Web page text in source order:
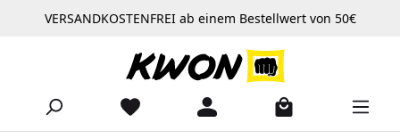
Zum Hauptinhalt springen
VERSANDKOSTENFREI ab einem Bestellwert von 50€